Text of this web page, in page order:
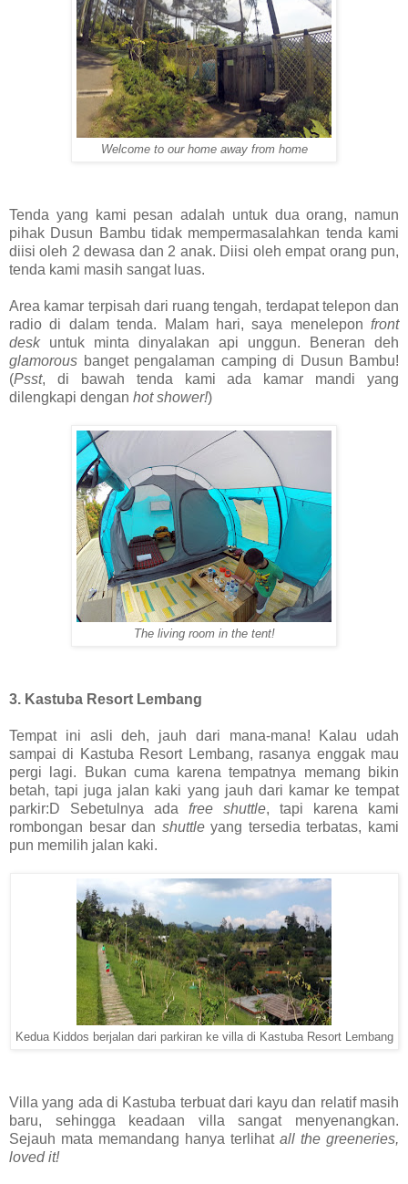
Welcome to our home away from home
Tenda yang kami pesan adalah untuk dua orang, namun
pihak Dusun Bambu tidak mempermasalahkan tenda kami
diisi oleh 2 dewasa dan 2 anak. Diisi oleh empat orang pun,
tenda kami masih sangat luas.
Area kamar terpisah dari ruang tengah, terdapat telepon dan
radio di dalam tenda. Malam hari, saya menelepon front
deskuntuk minta dinyalakan api unggun. Beneran deh
glamorous banget pengalaman camping di Dusun Bambu!
(Psst, di bawah tenda kami ada kamar mandi yang
dilengkapi dengan hot shower!)
The living room in the tent!
3. Kastuba Resort Lembang
Tempat ini asli deh, jauh dari mana-mana! Kalau udah
sampai di Kastuba Resort Lembang, rasanya enggak mau
pergi lagi. Bukan cuma karena tempatnya memang bikin
betah, tapi juga jalan kaki yang jauh dari kamar ke tempat
parkir:D Sebetulnya ada free shuttle, tapi karena kami
rombongan besar dan shuttleyang tersedia terbatas, kami
pun memilih jalan kaki.
Kedua Kiddos berjalan dari parkiran ke villa di Kastuba Resort Lembang
Villa yang ada di Kastuba terbuat dari kayu dan relatif masih
baru, sehingga keadaan villa sangat menyenangkan.
Sejauh mata memandang hanya terlihat all the greeneries,
loved it!